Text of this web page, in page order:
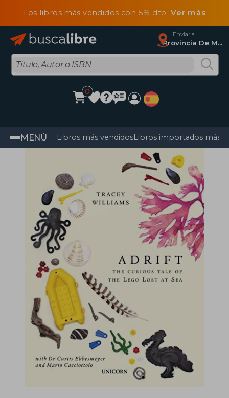
Los libros más vendidos con 5% dtoVer más
Enviar a
Provincia De Madrid
0
MENÚ Libros más vendidosLibros importados más